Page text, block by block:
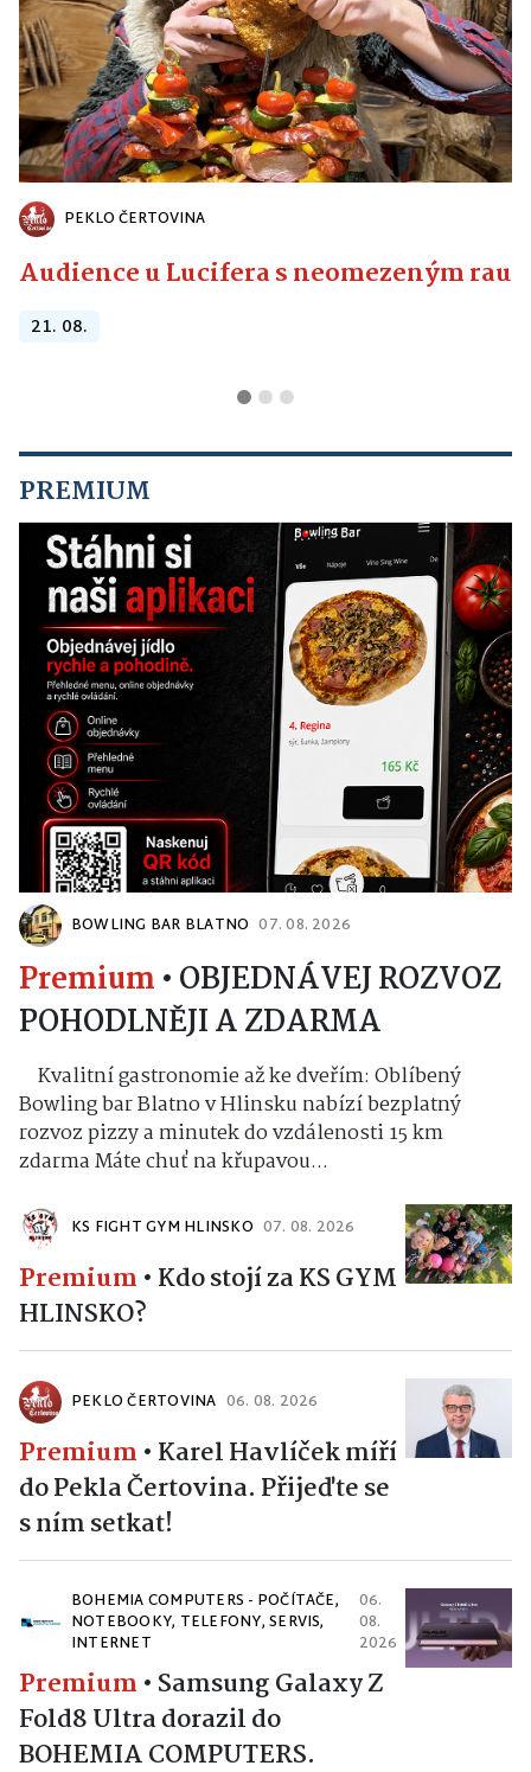
PEKLO ČERTOVINA
Audience u Lucifera s neomezeným
21. 08.
PREMIUM
BOWLING BAR BLATNO 07. 08. 2026
Premium • OBJEDNÁVEJ ROZVOZ
POHODLNĚJI A ZDARMA
Kvalitní gastronomie až ke dveřím: Oblíbený
Bowling bar Blatno v Hlinsku nabízí bezplatný
rozvoz pizzy a minutek do vzdálenosti 15 km
zdarma Máte chuť na křupavou...
KS FIGHT GYM HLINSKO 07. 08. 2026
Premium • Kdo stojí za KS GYM
HLINSKO?
PEKLO ČERTOVINA 06. 08. 2026
Premium • Karel Havlíček míří
do Pekla Čertovina. Přijeďte se
s ním setkat!
BOHEMIA COMPUTERS - POČÍTAČE,
NOTEBOOKY, TELEFONY, SERVIS,
INTERNET
06.
08.
2026
Premium • Samsung Galaxy Z
Fold8 Ultra dorazil do
BOHEMIA COMPUTERS.